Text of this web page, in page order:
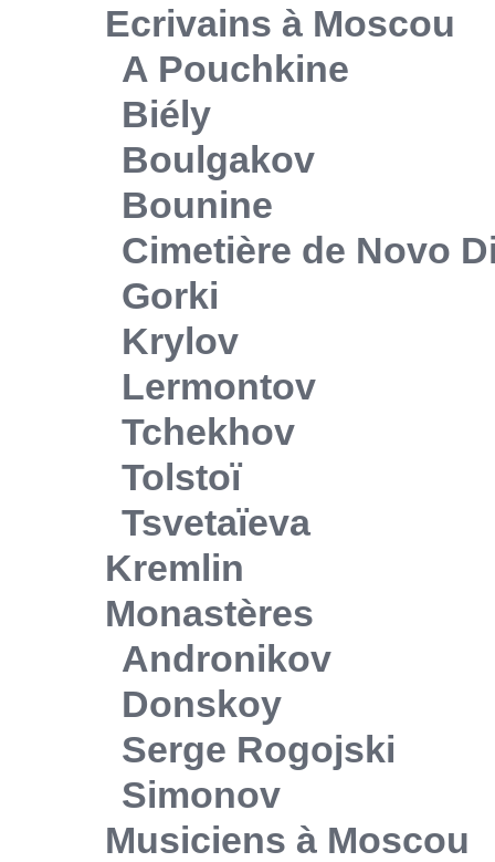
Ecrivains à Moscou
A Pouchkine
Biély
Boulgakov
Bounine
Cimetière de Novo
Gorki
Krylov
Lermontov
Tchekhov
Tolstoï
Tsvetaïeva
Kremlin
Monastères
Andronikov
Donskoy
Serge Rogojski
Simonov
Musiciens à Moscou